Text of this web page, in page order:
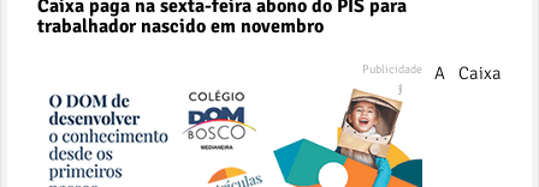
Caixa paga na sexta-feira abono do PIS para
trabalhador nascido em novembro
A Caixa